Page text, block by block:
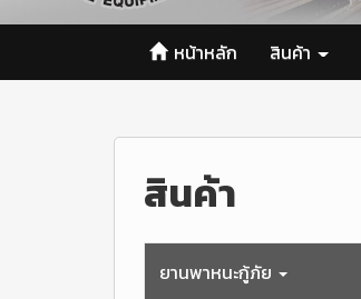
หน้าหลัก สินค้า
สินค้า
ยานพาหนะกู้ภัย